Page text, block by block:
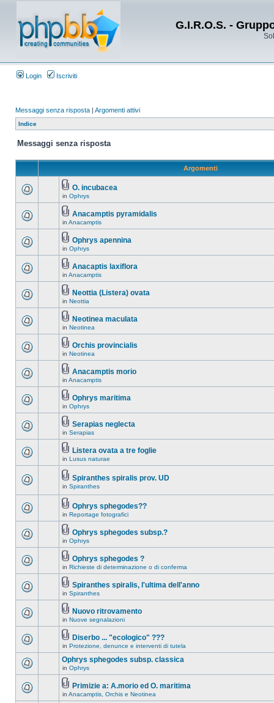
G.I.R.O.S. -
Login Iscriviti
Messaggi senza risposta | Argomenti attivi
Indice
Messaggi senza risposta
Argomenti
O. incubacea
in Ophrys
Anacamptis pyramidalis
in Anacamptis
Ophrys apennina
in Ophrys
Anacaptis laxiflora
in Anacamptis
Neottia (Listera) ovata
in Neottia
Neotinea maculata
in Neotinea
Orchis provincialis
in Neotinea
Anacamptis morio
in Anacamptis
Ophrys maritima
in Ophrys
Serapias neglecta
in Serapias
Listera ovata a tre foglie
in Lusus naturae
Spiranthes spiralis prov. UD
in Spiranthes
Ophrys sphegodes??
in Reportage fotografici
Ophrys sphegodes subsp.?
in Ophrys
Ophrys sphegodes ?
in Richieste di determinazione o di conferma
Spiranthes spiralis, l'ultima dell'anno
in Spiranthes
Nuovo ritrovamento
in Nuove segnalazioni
Diserbo ... "ecologico" ???
in Protezione, denunce e interventi di tutela
Ophrys sphegodes subsp. classica
in Ophrys
Primizie a: A.morio ed O. maritima
in Anacamptis, Orchis e Neotinea